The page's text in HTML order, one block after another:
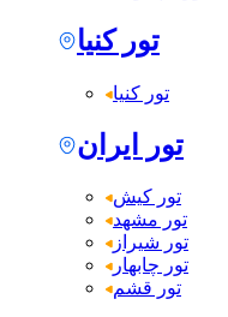
تور کنیا
تور کنیا
تور ایران
تور کیش
تور مشهد
تور شیراز
تور چابهار
تور قشم